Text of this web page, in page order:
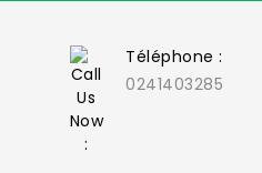
Téléphone :
0241403285